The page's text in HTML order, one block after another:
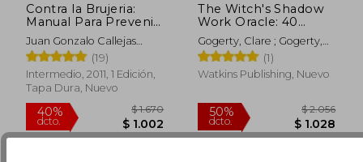
40%
dcto. $ 1.189
50%
dcto. $
Contra la Brujeria:
Manual Para Prevenir,
Diagnosticar, y
Contrarrestar los
Efectos de la
Hechiceria
Juan Gonzalo Callejas
Ramírez
(19)
Intermedio, 2011, 1 Edición,
Tapa Dura, Nuevo
The Witch's Shadow
Work Oracle: 40
Cards for Wandering
Through the Forest
of Your Subconscious
(en Inglés)
Gogerty, Clare ; Gogerty,
Clare
(1)
Watkins Publishing, Nuevo